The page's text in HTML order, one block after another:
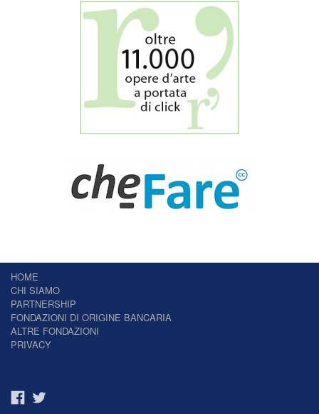
HOME
CHI SIAMO
PARTNERSHIP
FONDAZIONI DI ORIGINE BANCARIA
ALTRE FONDAZIONI
PRIVACY